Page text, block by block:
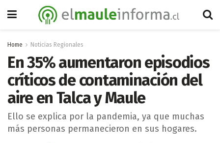
Home Noticias Regionales
En 35% aumentaron episodios
críticos de contaminación del
aire en Talca y Maule
Ello se explica por la pandemia, ya que muchas
más personas permanecieron en sus hogares.